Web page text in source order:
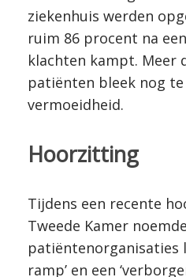
ziekenhuis werden
ruim 86 procent na
klachten kampt. Meer
patiënten bleek nog
vermoeidheid.
Hoorzitting
Tijdens een recente
Tweede Kamer
patiëntenorganisaties
ramp’ en een